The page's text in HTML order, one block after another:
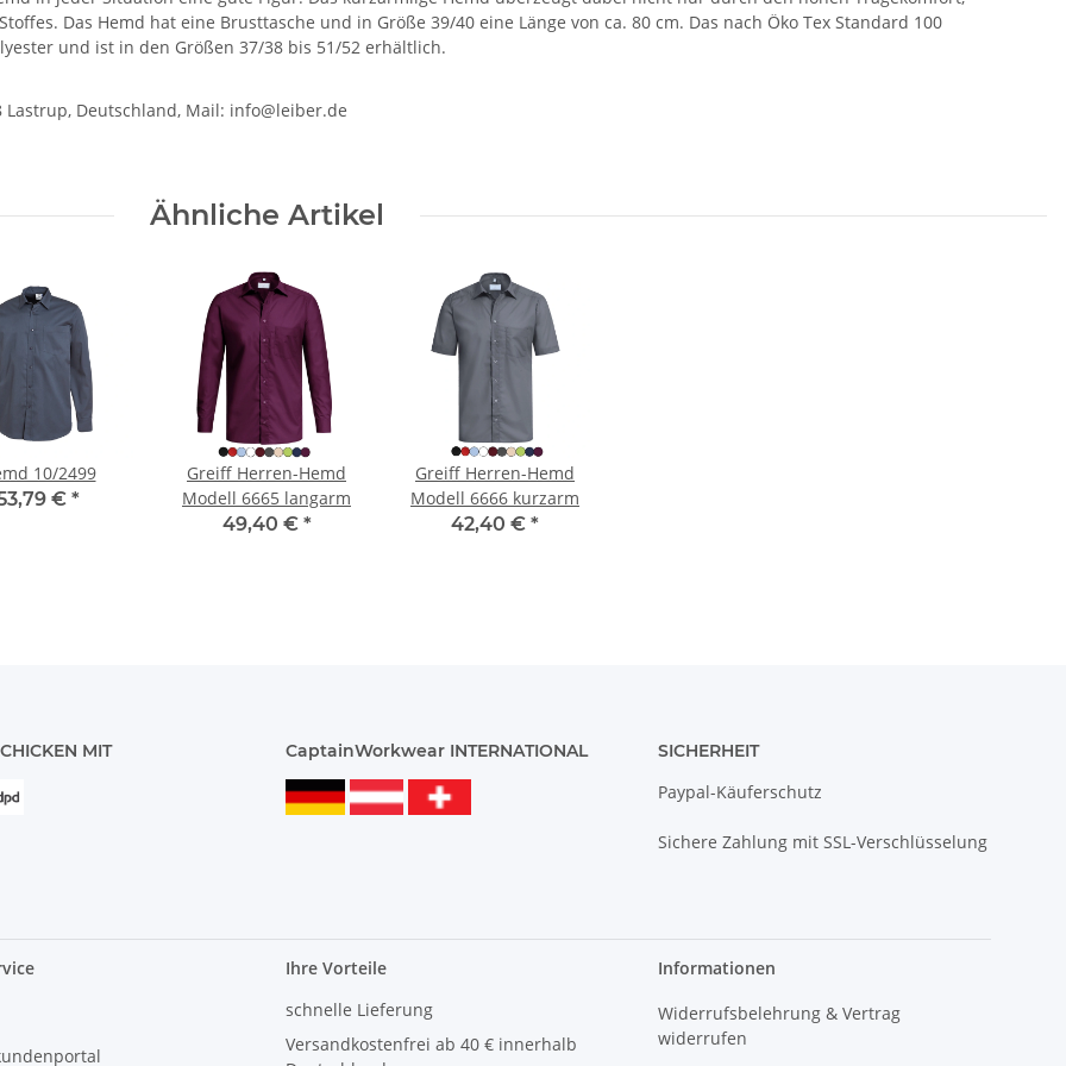
Das Hemd hat eine Brusttasche und in Größe 39/40 eine Länge von ca. 80 cm. Das nach Öko Tex Standard 100
und ist in den Größen 37/38 bis 51/52 erhältlich.
Deutschland, Mail: info@leiber.de
Ähnliche Artikel
10/2499
€ *
Greiff Herren-Hemd
Modell 6665 langarm
49,40 € *
Greiff Herren-Hemd
Modell 6666 kurzarm
42,40 € *
MIT CaptainWorkwear INTERNATIONAL SICHERHEIT
Paypal-Käuferschutz
Sichere Zahlung mit SSL-Verschlüsselung
Ihre Vorteile
schnelle Lieferung
Versandkostenfrei ab 40 € innerhalb
Informationen
Widerrufsbelehrung & Vertrag
widerrufen